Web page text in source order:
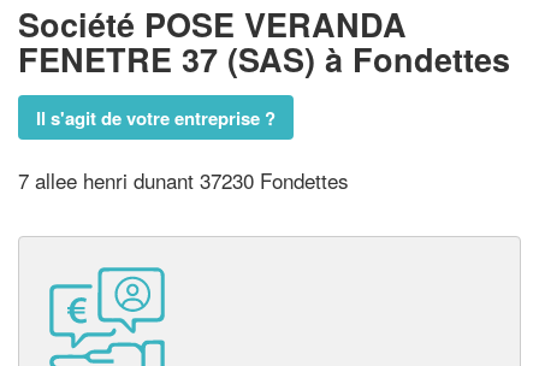
Société POSE VERANDA
FENETRE 37 (SAS) à Fondettes
Il s'agit de votre entreprise ?
7 allee henri dunant 37230 Fondettes